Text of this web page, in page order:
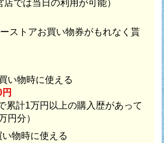
店では当日の利用が可能）
ストアお買い物券がもれなく貰
い物時に使える
累計1万円以上の購入歴があって
円分）
物時に使える